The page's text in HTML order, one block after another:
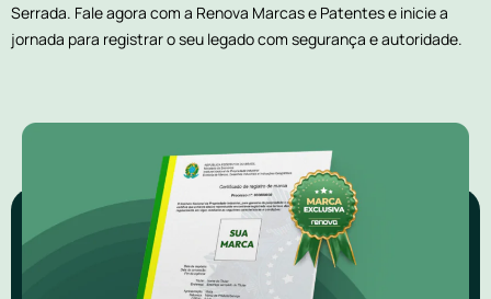
Serrada. Fale agora com a Renova Marcas e Patentes e inicie a
jornada para registrar o seu legado com segurança e autoridade.